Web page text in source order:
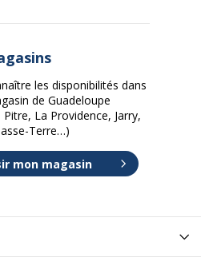
les disponibilités dans
de Guadeloupe
La Providence, Jarry,
Terre…)
mon magasin